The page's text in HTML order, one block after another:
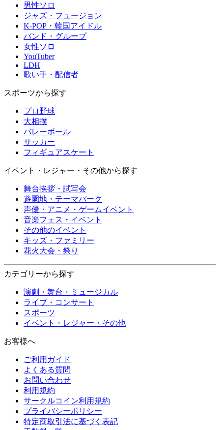
男性ソロ
ジャズ・フュージョン
K-POP・韓国アイドル
バンド・グループ
女性ソロ
YouTuber
LDH
歌い手・配信者
スポーツから探す
プロ野球
大相撲
バレーボール
サッカー
フィギュアスケート
イベント・レジャー・その他から探す
舞台挨拶・試写会
遊園地・テーマパーク
声優・アニメ・ゲームイベント
音楽フェス・イベント
その他のイベント
キッズ・ファミリー
花火大会・祭り
カテゴリーから探す
演劇・舞台・ミュージカル
ライブ・コンサート
スポーツ
イベント・レジャー・その他
お客様へ
ご利用ガイド
よくある質問
お問い合わせ
利用規約
サークルコイン利用規約
プライバシーポリシー
特定商取引法に基づく表記